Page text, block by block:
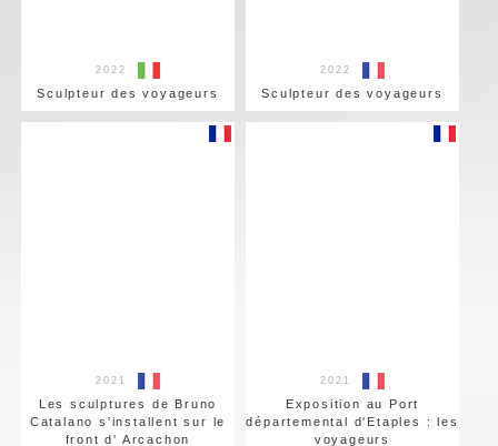
2022
Sculpteur des voyageurs
2022
Sculpteur des voyageurs
2021
Les sculptures de Bruno
Catalano s'installent sur le
front d' Arcachon
2021
Exposition au Port
départemental d'Etaples : les
voyageurs